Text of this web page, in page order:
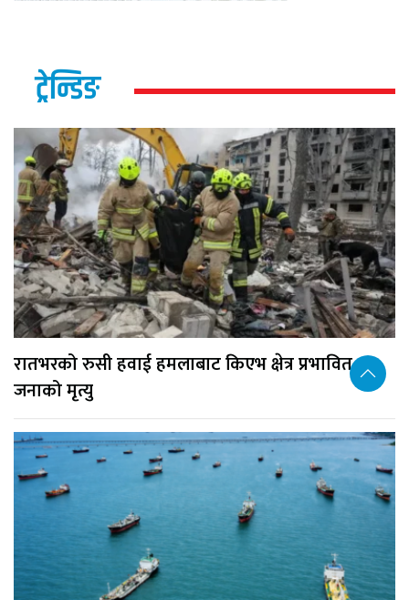
ट्रेन्डिङ
रातभरको रुसी हवाई हमलाबाट किएभ क्षेत्र प्रभावित, १७
जनाको मृत्यु